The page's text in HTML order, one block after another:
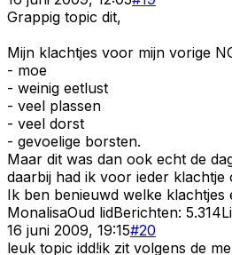
Grappig topic dit,
Mijn klachtjes voor mijn vorige
- moe
- weinig eetlust
- veel plassen
- veel dorst
- gevoelige borsten.
Maar dit was dan ook echt de
daarbij had ik voor ieder klachtje
Ik ben benieuwd welke klachtjes
MonalisaOud lidBerichten: 5.314
16 juni 2009, 19:15#20
leuk topic idd!ik zit volgens de